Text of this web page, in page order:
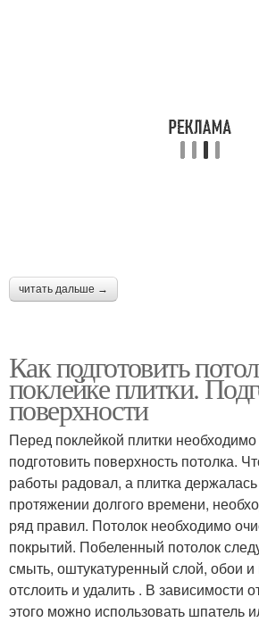
читать дальше →
Как подготовить
поклейке плитки.
поверхности
Перед поклейкой плитки
подготовить поверхность потолка.
работы радовал, а плитка
протяжении долгого времени,
ряд правил. Потолок необходимо
покрытий. Побеленный потолок
смыть, оштукатуренный слой, обои и
отслоить и удалить . В зависимости
этого можно использовать шпатель